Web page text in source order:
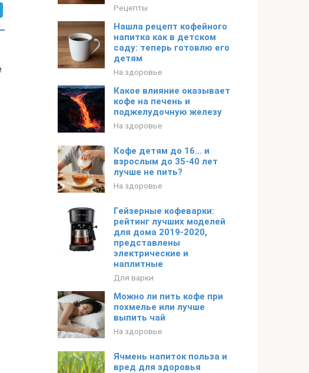
Рецепты
Нашла рецепт кофейного
напитка как в детском
саду: теперь готовлю его
детям
На здоровье
Какое влияние оказывает
кофе на печень и
поджелудочную железу
На здоровье
Кофе детям до 16… и
взрослым до 35-40 лет
лучше не пить?
На здоровье
Гейзерные кофеварки:
рейтинг лучших моделей
для дома 2019-2020,
представлены
электрические и
наплитные
Для варки
Можно ли пить кофе при
похмелье или лучше
выпить чай
На здоровье
Ячмень напиток польза и
вред для здоровья